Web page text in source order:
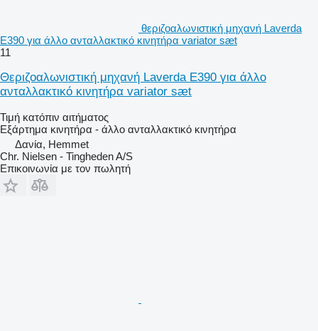
θεριζοαλωνιστική μηχανή Laverda
E390 για άλλο ανταλλακτικό κινητήρα variator sæt
11
Θεριζοαλωνιστική μηχανή Laverda E390 για άλλο
ανταλλακτικό κινητήρα variator sæt
Τιμή κατόπιν αιτήματος
Εξάρτημα κινητήρα - άλλο ανταλλακτικό κινητήρα
Δανία, Hemmet
Chr. Nielsen - Tingheden A/S
Επικοινωνία με τον πωλητή